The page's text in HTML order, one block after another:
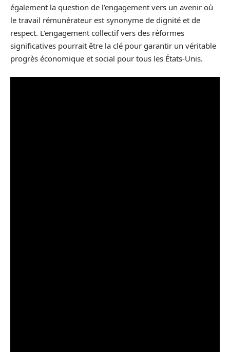
également la question de l’engagement vers un avenir où
le travail rémunérateur est synonyme de dignité et de
respect. L’engagement collectif vers des réformes
significatives pourrait être la clé pour garantir un véritable
progrès économique et social pour tous les États-Unis.